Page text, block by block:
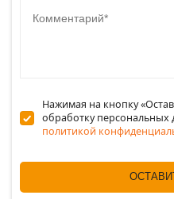
Нажимая на кнопку
обработку
политикой